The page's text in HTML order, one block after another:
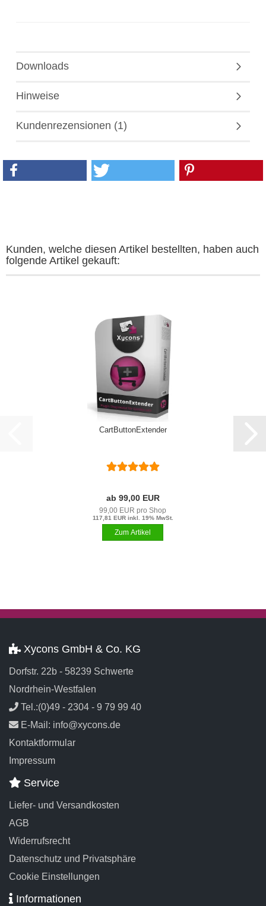
Downloads
Hinweise
Kundenrezensionen (1)
Kunden, welche diesen Artikel bestellten, haben auch
folgende Artikel gekauft:
CartButtonExtender
ab 99,00 EUR
99,00 EUR pro Shop
117,81 EUR inkl. 19% MwSt.
Xycons GmbH & Co. KG
Dorfstr. 22b - 58239 Schwerte
Nordrhein-Westfalen
Tel.:(0)49 - 2304 - 9 79 99 40
E-Mail: info@xycons.de
Kontaktformular
Impressum
Service
Liefer- und Versandkosten
AGB
Widerrufsrecht
Datenschutz und Privatsphäre
Cookie Einstellungen
Informationen